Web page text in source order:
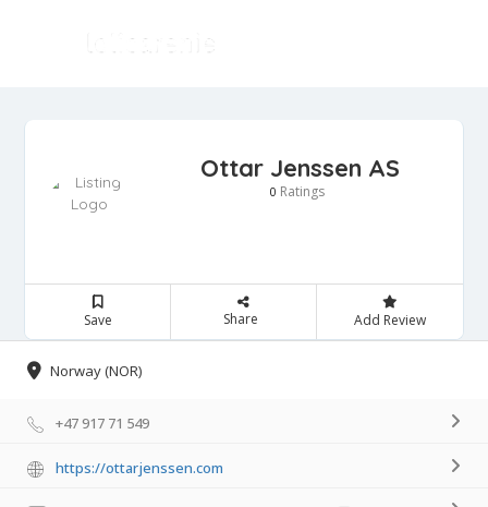
Ottar Jenssen AS
0 Ratings
Save Share Add Review
Norway (NOR)
+47 917 71 549
https://ottarjenssen.com